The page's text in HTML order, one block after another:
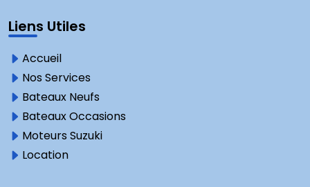
Liens Utiles
Accueil
Nos Services
Bateaux Neufs
Bateaux Occasions
Moteurs Suzuki
Location